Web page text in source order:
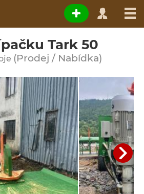
Tark 50
(Prodej / Nabídka)